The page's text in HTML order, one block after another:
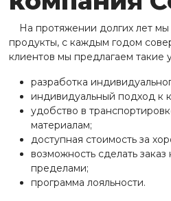
На протяжении долгих лет
продукты, с каждым годом
клиентов мы предлагаем такие
разработка
индивидуальный подход к
удобство в
материалам;
доступная стоимость за
возможность сделать
пределами;
программа лояльности.